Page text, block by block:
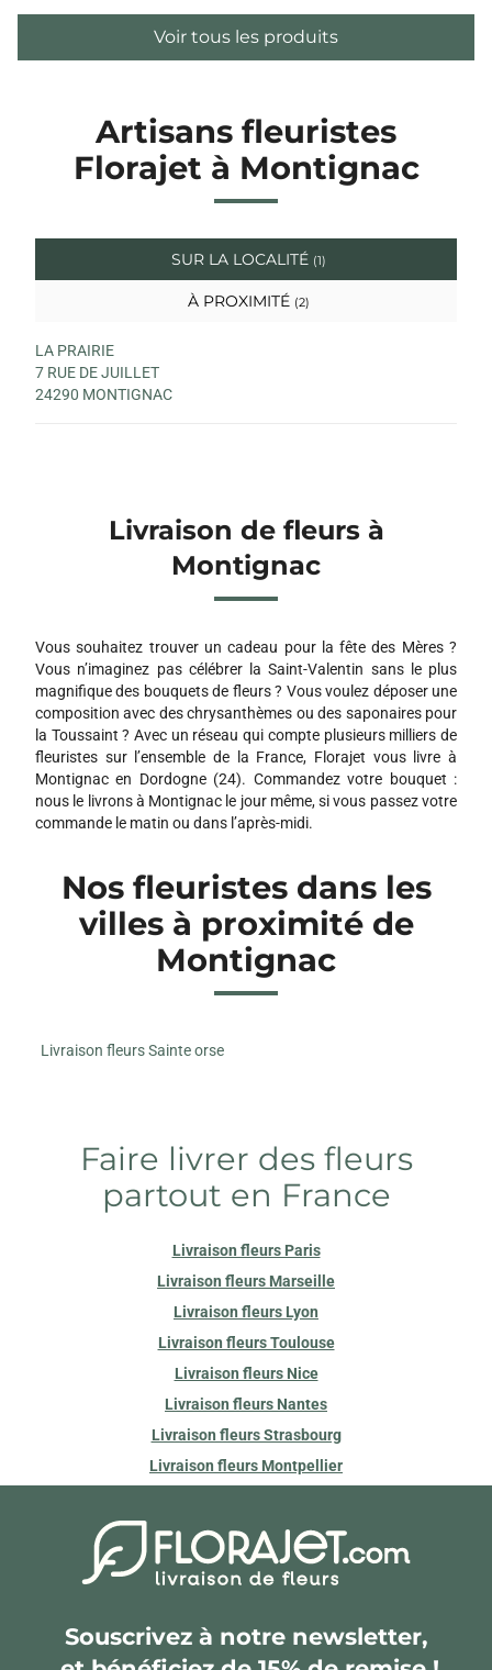
Voir tous les produits
Artisans fleuristes
Florajet à Montignac
SUR LA LOCALITÉ (1)
À PROXIMITÉ (2)
LA PRAIRIE
7 RUE DE JUILLET
24290 MONTIGNAC
Livraison de fleurs à
Montignac
Vous souhaitez trouver un cadeau pour la fête des Mères ?
Vous n’imaginez pas célébrer la Saint-Valentin sans le plus
magnifique des bouquets de fleurs ? Vous voulez déposer une
composition avec des chrysanthèmes ou des saponaires pour
la Toussaint ? Avec un réseau qui compte plusieurs milliers de
fleuristes sur l’ensemble de la France, Florajet vous livre à
Montignac en Dordogne (24). Commandez votre bouquet :
nous le livrons à Montignac le jour même, si vous passez votre
commande le matin ou dans l’après-midi.
Nos fleuristes dans les
villes à proximité de
Montignac
Livraison fleurs Sainte orse
Faire livrer des fleurs
partout en France
Livraison fleurs Paris
Livraison fleurs Marseille
Livraison fleurs Lyon
Livraison fleurs Toulouse
Livraison fleurs Nice
Livraison fleurs Nantes
Livraison fleurs Strasbourg
Livraison fleurs Montpellier
Souscrivez à notre newsletter,